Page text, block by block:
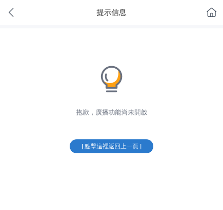
提示信息
抱歉，廣播功能尚未開啟
[ 點擊這裡返回上一頁 ]